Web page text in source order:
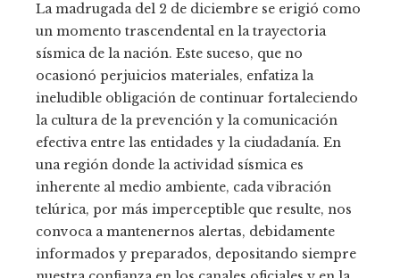
La madrugada del 2 de diciembre se erigió como
un momento trascendental en la trayectoria
sísmica de la nación. Este suceso, que no
ocasionó perjuicios materiales, enfatiza la
ineludible obligación de continuar fortaleciendo
la cultura de la prevención y la comunicación
efectiva entre las entidades y la ciudadanía. En
una región donde la actividad sísmica es
inherente al medio ambiente, cada vibración
telúrica, por más imperceptible que resulte, nos
convoca a mantenernos alertas, debidamente
informados y preparados, depositando siempre